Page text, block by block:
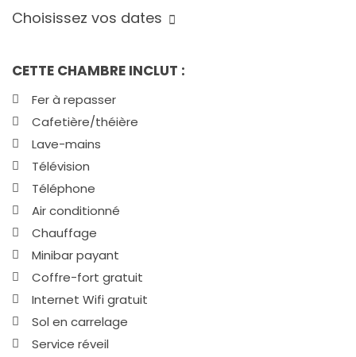
Choisissez vos dates
CETTE CHAMBRE INCLUT :
Fer à repasser
Cafetière/théière
Lave-mains
Télévision
Téléphone
Air conditionné
Chauffage
Minibar payant
Coffre-fort gratuit
Internet Wifi gratuit
Sol en carrelage
Service réveil